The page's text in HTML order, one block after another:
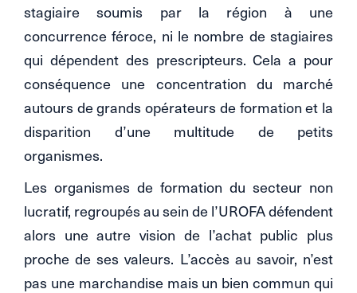
stagiaire soumis par la région à une
concurrence féroce, ni le nombre de stagiaires
qui dépendent des prescripteurs. Cela a pour
conséquence une concentration du marché
autours de grands opérateurs de formation et la
disparition d’une multitude de petits
organismes.
Les organismes de formation du secteur non
lucratif, regroupés au sein de l’UROFA défendent
alors une autre vision de l’achat public plus
proche de ses valeurs. L’accès au savoir, n’est
pas une marchandise mais un bien commun qui